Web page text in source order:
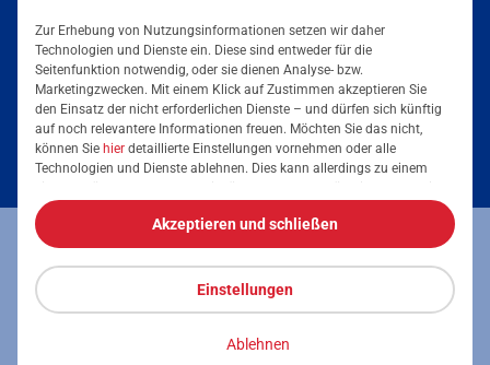
Zur Erhebung von Nutzungsinformationen setzen wir daher
Technologien und Dienste ein. Diese sind entweder für die
Seitenfunktion notwendig, oder sie dienen Analyse- bzw.
Marketingzwecken. Mit einem Klick auf Zustimmen akzeptieren Sie
den Einsatz der nicht erforderlichen Dienste – und dürfen sich künftig
auf noch relevantere Informationen freuen. Möchten Sie das nicht,
können Sie hier detaillierte Einstellungen vornehmen oder alle
Technologien und Dienste ablehnen. Dies kann allerdings zu einem
jederzeit die volle Kontrolle über Ihre Daten, denn die Auswahl kann
jederzeit geändert werden. Weitere Informationen zur Mainova finden
Sie imImpressumund in denDatenschutzhinweisen.
Ablehnen
Einstellungen
Akzeptieren und schließen
Tarife & Lösungen
Strom für Unternehmen
Erdgas für Unternehmen
Energieeffizienz steigern
Carsharing mit Elektrofahrzeugen
Services & Informationen
Podcast
Stromkennzeichnung
Impressum Datenschutz Vertrag kündigen
Vertrag widerrufen Barrierefreiheit